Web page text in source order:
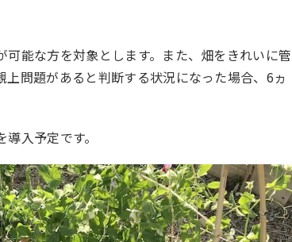
能な方を対象とします。また、畑をきれいに管
問題があると判断する状況になった場合、6ヵ
入予定です。